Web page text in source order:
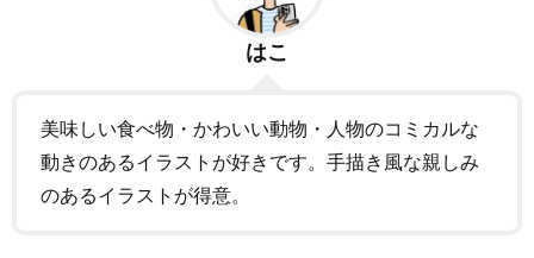
はこ
美味しい食べ物・かわいい動物・人物のコミカルな
動きのあるイラストが好きです。手描き風な親しみ
のあるイラストが得意。